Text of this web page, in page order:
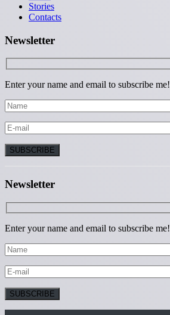
Stories
Contacts
Newsletter
Enter your name and email to subscribe me!
Newsletter
Enter your name and email to subscribe me!